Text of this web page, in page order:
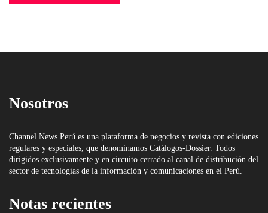
Nosotros
Channel News Perú es una plataforma de negocios y revista con ediciones
regulares y especiales, que denominamos Catálogos-Dossier. Todos
dirigidos exclusivamente y en circuito cerrado al canal de distribución del
sector de tecnologías de la información y comunicaciones en el Perú.
Notas recientes